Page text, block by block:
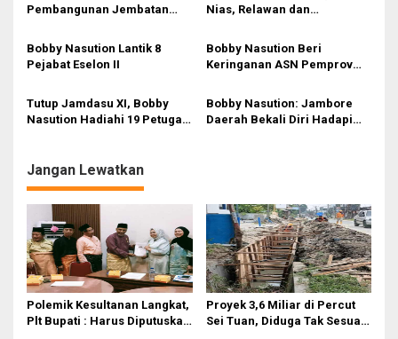
Pembangunan Jembatan
Tahun Ini, Ajak Warga Kawal
Bersama
Nias, Relawan dan
Bobby Nasution
Bobby Nasution Lantik 8
Pejabat Eselon II
Bobby Nasution Beri
Keringanan ASN Pemprov
Hari Pertama
Tutup Jamdasu XI, Bobby
Nasution Hadiahi 19 Petugas
Bobby Nasution: Jambore
Daerah Bekali Diri Hadapi
Jangan Lewatkan
Polemik Kesultanan Langkat,
Plt Bupati : Harus Diputuskan
Proyek 3,6 Miliar di Percut
Sei Tuan, Diduga Tak Sesuai